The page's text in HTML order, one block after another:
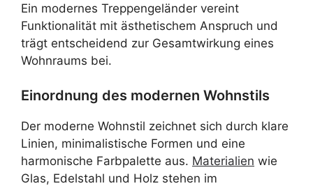
Ein modernes Treppengeländer vereint
Funktionalität mit ästhetischem Anspruch und
trägt entscheidend zur Gesamtwirkung eines
Wohnraums bei.
Einordnung des modernen Wohnstils
Der moderne Wohnstil zeichnet sich durch klare
Linien, minimalistische Formen und eine
harmonische Farbpalette aus. Materialien wie
Glas, Edelstahl und Holz stehen im